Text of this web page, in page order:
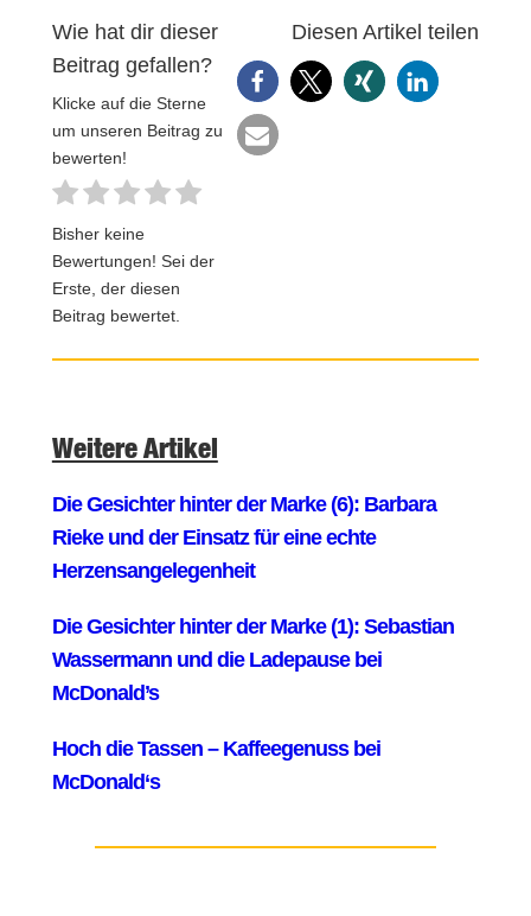
Wie hat dir dieser
Beitrag gefallen?
Klicke auf die Sterne
um unseren Beitrag zu
bewerten!
Bisher keine
Bewertungen! Sei der
Erste, der diesen
Beitrag bewertet.
Diesen Artikel teilen
Weitere Artikel